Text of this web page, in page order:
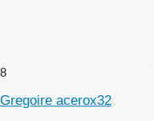
8
Gregoire acerox32